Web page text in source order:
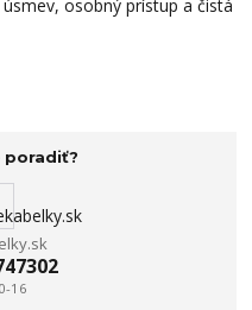
osobný prístup a čistá
16